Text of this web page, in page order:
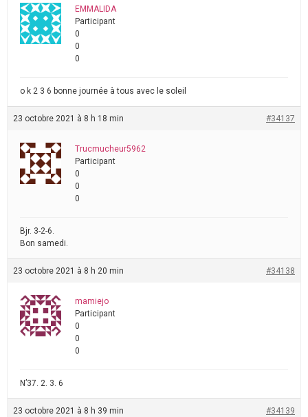
EMMALIDA
Participant
0
0
0
o k 2 3 6 bonne journée à tous avec le soleil
23 octobre 2021 à 8 h 18 min #34137
Trucmucheur5962
Participant
0
0
0
Bjr. 3-2-6.
Bon samedi.
23 octobre 2021 à 8 h 20 min #34138
mamiejo
Participant
0
0
0
N’37. 2. 3. 6
23 octobre 2021 à 8 h 39 min #34139